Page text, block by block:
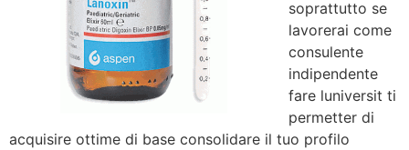
soprattutto se
lavorerai come
consulente
indipendente
fare luniversit ti
permetter di
acquisire ottime di base consolidare il tuo profilo